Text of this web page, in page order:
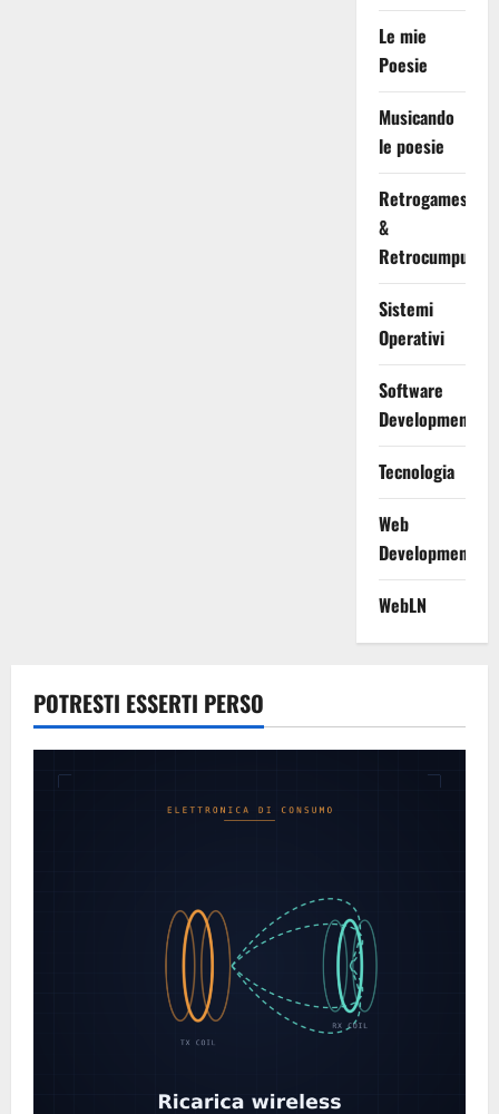
Le mie
Poesie
Musicando
le poesie
Retrogames
&
Retrocumputing
Sistemi
Operativi
Software
Development
Tecnologia
Web
Development
WebLN
POTRESTI ESSERTI PERSO